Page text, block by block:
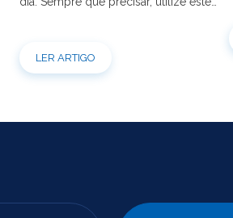
acesso, confira o passo a passo.
LER ARTIGO